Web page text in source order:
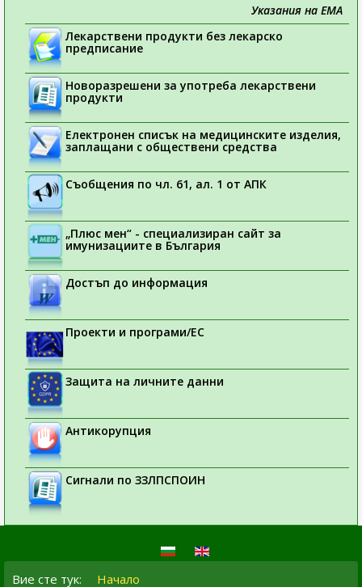
Указания на ЕМА
Лекарствени продукти без лекарско
предписание
Новоразрешени за употреба лекарствени
продукти
Електронен списък на медицинските изделия,
заплащани с обществени средства
Съобщения по чл. 61, ал. 1 от АПК
„Плюс мен“ - специализиран сайт за
имунизациите в България
Достъп до информация
Проекти и програми/ЕС
Защита на личните данни
Антикорупция
Сигнали по ЗЗЛПСПОИН
Вие сте тук: Начало